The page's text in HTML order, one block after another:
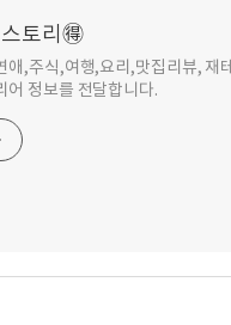
토리🉐
애,주식,여행,요리,맛집리뷰, 재테
어 정보를 전달합니다.